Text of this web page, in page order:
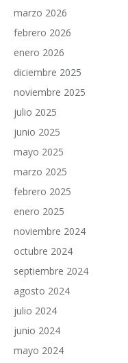
marzo 2026
febrero 2026
enero 2026
diciembre 2025
noviembre 2025
julio 2025
junio 2025
mayo 2025
marzo 2025
febrero 2025
enero 2025
noviembre 2024
octubre 2024
septiembre 2024
agosto 2024
julio 2024
junio 2024
mayo 2024